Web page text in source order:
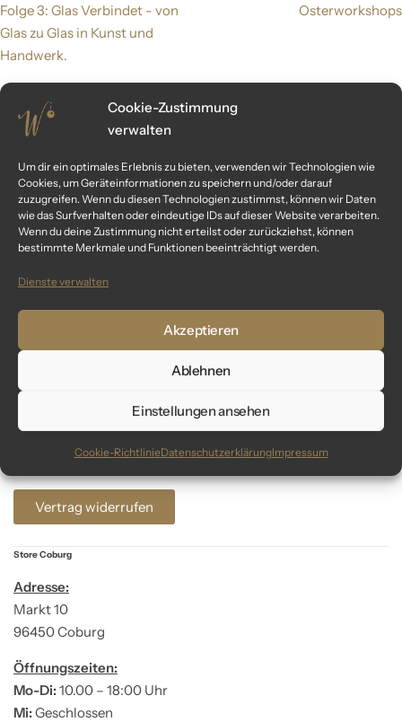
Cookie-Zustimmung
verwalten
Um dir ein optimales Erlebnis zu bieten, verwenden wir Technologien wie
Cookies, um Geräteinformationen zu speichern und/oder darauf
zuzugreifen. Wenn du diesen Technologien zustimmst, können wir Daten
wie das Surfverhalten oder eindeutige IDs auf dieser Website verarbeiten.
Wenn du deine Zustimmung nicht erteilst oder zurückziehst, können
bestimmte Merkmale und Funktionen beeinträchtigt werden.
Dienste verwalten
Akzeptieren
Ablehnen
Einstellungen ansehen
Cookie-RichtlinieDatenschutzerklärungImpressum
Folge 3: Glas Verbindet - von
Glas zu Glas in Kunst und
Handwerk.
Osterworkshops
Related Posts
Folge 3: Glas Verbindet – von Glas zu Glas in Kunst und Handwerk.
Fragen? Wir sind für dich da:
Telefon: +49 9561 401 34 90
Email: info@glaswunder.eu
Vertrag widerrufen
Store Coburg
Adresse:
Markt 10
96450 Coburg
Öffnungszeiten:
Mo-Di:10.00 – 18:00 Uhr
Mi:Geschlossen